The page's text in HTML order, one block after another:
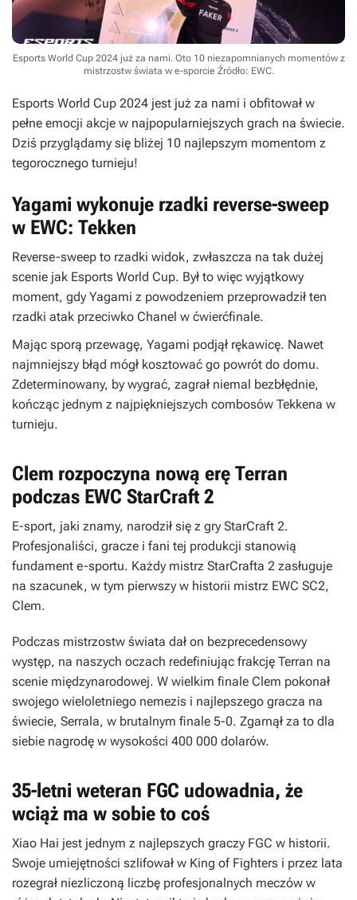
Esports World Cup 2024 już za nami. Oto 10 niezapomnianych momentów z
mistrzostw świata w e-sporcie Źródło: EWC.
Esports World Cup 2024 jest już za nami i obfitował w
pełne emocji akcje w najpopularniejszych grach na świecie.
Dziś przyglądamy się bliżej 10 najlepszym momentom z
tegorocznego turnieju!
Yagami wykonuje rzadki reverse-sweep
w EWC: Tekken
Reverse-sweep to rzadki widok, zwłaszcza na tak dużej
scenie jak Esports World Cup. Był to więc wyjątkowy
moment, gdy Yagami z powodzeniem przeprowadził ten
rzadki atak przeciwko Chanel w ćwierćfinale.
Mając sporą przewagę, Yagami podjął rękawicę. Nawet
najmniejszy błąd mógł kosztować go powrót do domu.
Zdeterminowany, by wygrać, zagrał niemal bezbłędnie,
kończąc jednym z najpiękniejszych combosów Tekkena w
turnieju.
Clem rozpoczyna nową erę Terran
podczas EWC StarCraft 2
E-sport, jaki znamy, narodził się z gry StarCraft 2.
Profesjonaliści, gracze i fani tej produkcji stanowią
fundament e-sportu. Każdy mistrz StarCrafta 2 zasługuje
na szacunek, w tym pierwszy w historii mistrz EWC SC2,
Clem.
Podczas mistrzostw świata dał on bezprecedensowy
występ, na naszych oczach redefiniując frakcję Terran na
scenie międzynarodowej. W wielkim finale Clem pokonał
swojego wieloletniego nemezis i najlepszego gracza na
świecie, Serrala, w brutalnym finale 5-0. Zgarnął za to dla
siebie nagrodę w wysokości 400 000 dolarów.
35-letni weteran FGC udowadnia, że
wciąż ma w sobie to coś
Xiao Hai jest jednym z najlepszych graczy FGC w historii.
Swoje umiejętności szlifował w King of Fighters i przez lata
rozegrał niezliczoną liczbę profesjonalnych meczów w